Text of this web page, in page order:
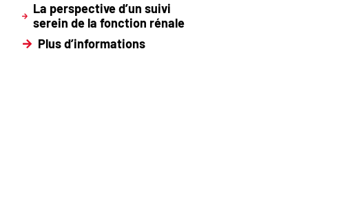
La perspective d’un suivi
serein de la fonction rénale
Plus d’informations